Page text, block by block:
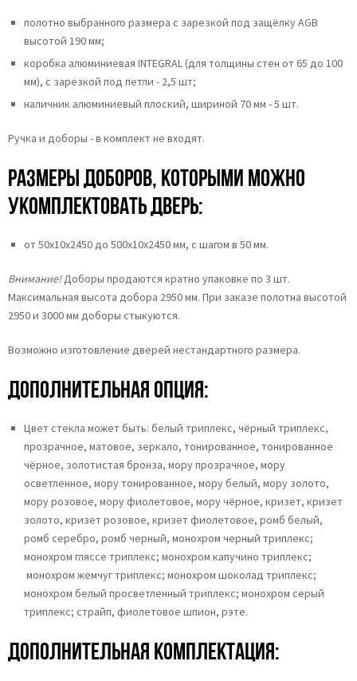
полотно выбранного размера с зарезкой под защёлку AGB
высотой 190 мм;
коробка алюминиевая INTEGRAL (для толщины стен от 65 до 100
мм), с зарезкой под петли - 2,5 шт;
наличник алюминиевый плоский, шириной 70 мм - 5 шт.
Ручка и доборы - в комплект не входят.
Размеры доборов, которыми можно
укомплектовать дверь:
от 50х10х2450 до 500х10х2450 мм, с шагом в 50 мм.
Внимание!Доборы продаются кратно упаковке по 3 шт.
Максимальная высота добора 2950 мм. При заказе полотна высотой
2950 и 3000 мм доборы стыкуются.
Возможно изготовление дверей нестандартного размера.
Дополнительная опция:
Цвет стекла может быть: белый триплекс, чёрный триплекс,
прозрачное, матовое, зеркало, тонированное, тонированное
чёрное, золотистая бронза, мору прозрачное, мору
осветленное, мору тонированное, мору белый, мору золото,
мору розовое, мору фиолетовое, мору чёрное, кризет, кризет
золото, кризет розовое, кризет фиолетовое, ромб белый,
ромб серебро, ромб черный, монохром черный триплекс;
монохром гляссе триплекс; монохром капучино триплекс;
монохром жемчуг триплекс; монохром шоколад триплекс;
монохром белый просветленный триплекс; монохром серый
триплекс; страйп, фиолетовое шпион, рэте.
Дополнительная комплектация: